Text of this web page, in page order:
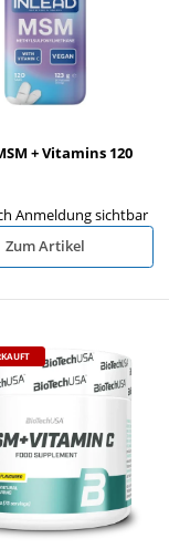
+ Vitamins 120
Anmeldung sichtbar
Zum Artikel